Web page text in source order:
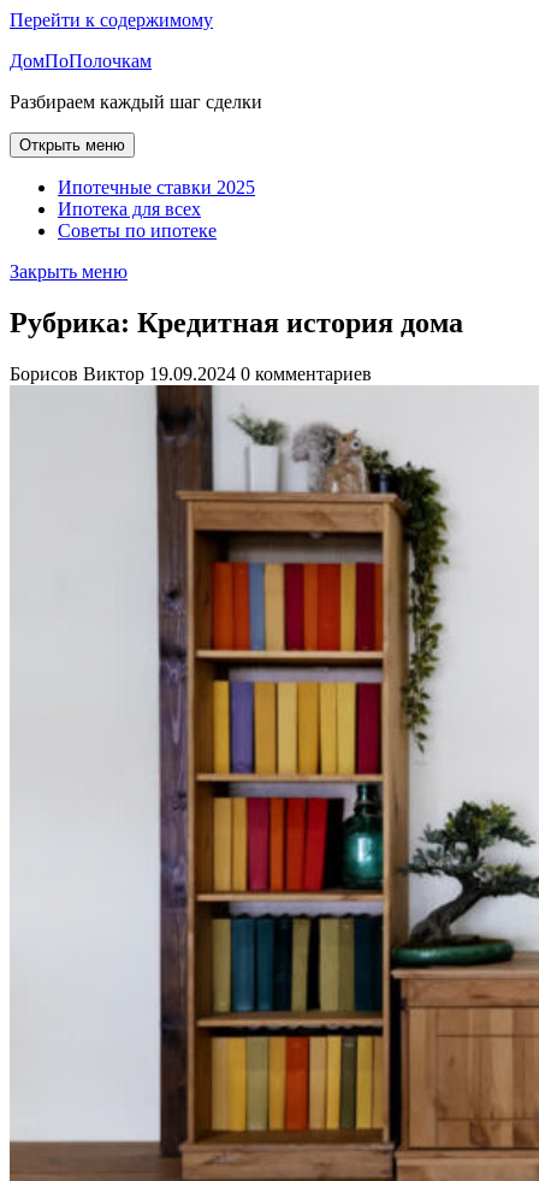
Перейти к содержимому
ДомПоПолочкам
Разбираем каждый шаг сделки
Открыть меню
Ипотечные ставки 2025
Ипотека для всех
Советы по ипотеке
Закрыть меню
Рубрика: Кредитная история дома
Борисов Виктор 19.09.2024 0 комментариев